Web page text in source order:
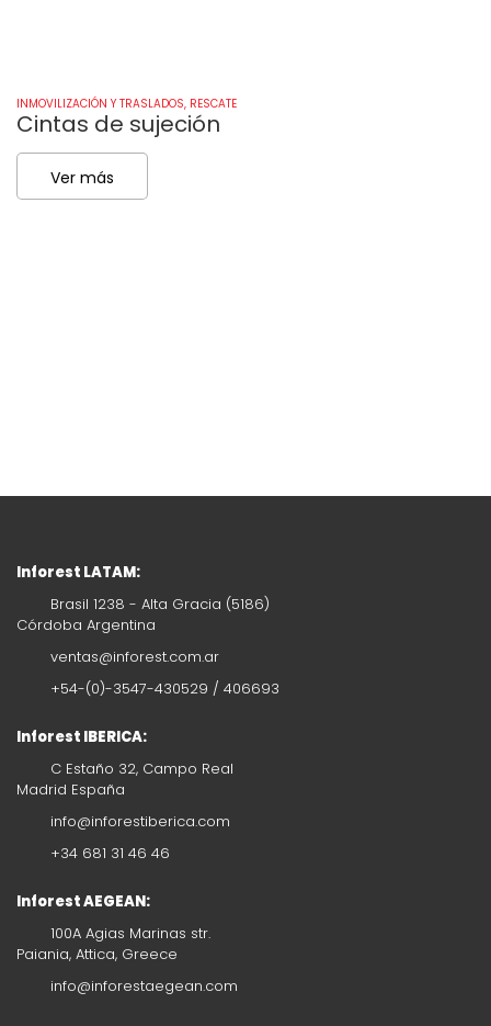
INMOVILIZACIÓN Y TRASLADOS, RESCATE
Cintas de sujeción
Ver más
Inforest LATAM:
Brasil 1238 - Alta Gracia (5186)
Córdoba Argentina
ventas@inforest.com.ar
+54-(0)-3547-430529 / 406693
Inforest IBERICA:
C Estaño 32, Campo Real
Madrid España
info@inforestiberica.com
+34 681 31 46 46
Inforest AEGEAN:
100A Agias Marinas str.
Paiania, Attica, Greece
info@inforestaegean.com